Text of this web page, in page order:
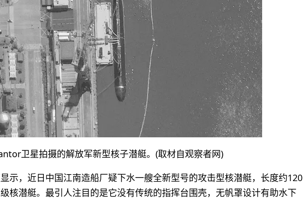
卫星拍摄的解放军新型核子潜艇。(取材自观察者网)
示，近日中国江南造船厂疑下水一艘全新型号的攻击型核潜艇，长度约120
核潜艇。最引人注目的是它没有传统的指挥台围壳，无帆罩设计有助水下